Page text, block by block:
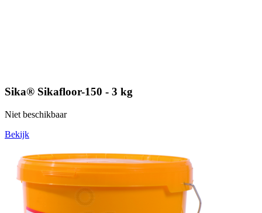
Sika® Sikafloor-150 - 3 kg
Niet beschikbaar
Bekijk